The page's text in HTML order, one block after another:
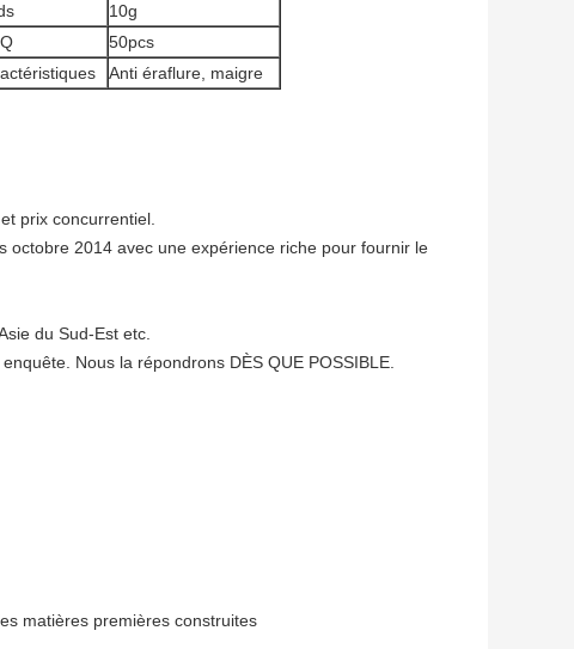
10g
50pcs
Anti éraflure, maigre
prix concurrentiel.
2014 avec une expérience riche pour fournir le
du Sud-Est etc.
Nous la répondrons DÈS QUE POSSIBLE.
matières premières construites